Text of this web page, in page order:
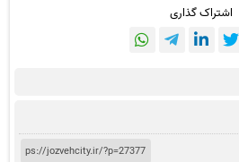
اشتراک گذاری